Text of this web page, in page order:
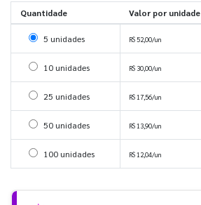
Quantidade Valor por unidade
Selecionar 5 unidades
5 unidades R$ 52,00/un
Selecionar 10 unidades
10 unidades R$ 30,00/un
Selecionar 25 unidades
25 unidades R$ 17,56/un
Selecionar 50 unidades
50 unidades R$ 13,90/un
Selecionar 100 unidades
100 unidades R$ 12,04/un